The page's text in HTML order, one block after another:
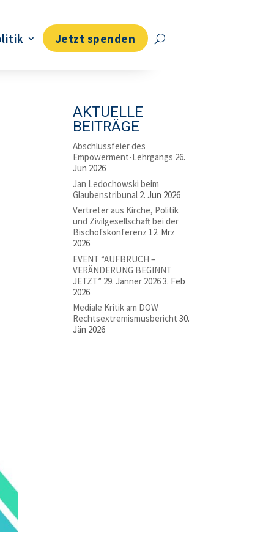
Jetzt spenden
AKTUELLE
BEITRÄGE
Abschlussfeier des
Empowerment-Lehrgangs 26.
Jun 2026
Jan Ledochowski beim
Glaubenstribunal 2. Jun 2026
Vertreter aus Kirche, Politik
und Zivilgesellschaft bei der
Bischofskonferenz 12. Mrz
2026
EVENT “AUFBRUCH –
VERÄNDERUNG BEGINNT
JETZT” 29. Jänner 20263. Feb
2026
Mediale Kritik am DÖW
Rechtsextremismusbericht 30.
Jän 2026